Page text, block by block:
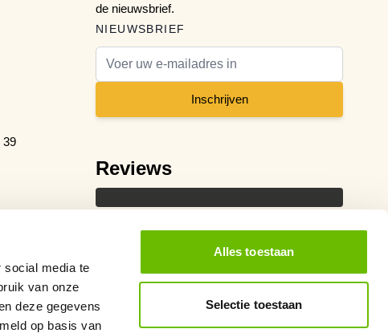
social media te
van onze
deze gegevens
op basis van
Alles toestaan
Selectie toestaan
39
de nieuwsbrief.
NIEUWSBRIEF
E-mail adres
Inschrijven
Reviews